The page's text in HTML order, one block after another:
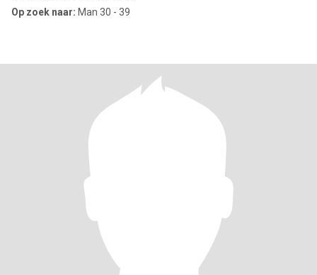
Op zoek naar: Man 30 - 39